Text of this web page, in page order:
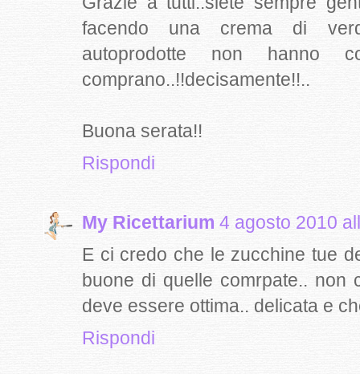
facendo una crema di
autoprodotte non hanno
comprano..!!decisamente!!..
Buona serata!!
Rispondi
My Ricettarium 4 agosto 2010
E ci credo che le zucchine tue
buone di quelle comrpate.. non
deve essere ottima.. delicata e
Rispondi